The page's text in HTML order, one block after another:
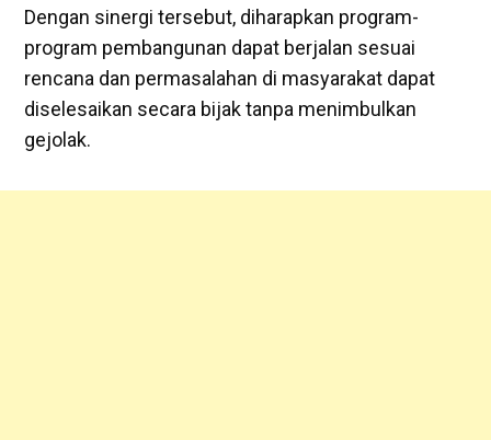
Dengan sinergi tersebut, diharapkan program-
program pembangunan dapat berjalan sesuai
rencana dan permasalahan di masyarakat dapat
diselesaikan secara bijak tanpa menimbulkan
gejolak.